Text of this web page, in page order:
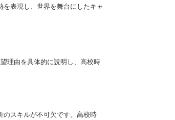
表現し、世界を舞台にしたキャ
理由を具体的に説明し、高校時
のスキルが不可欠です。高校時